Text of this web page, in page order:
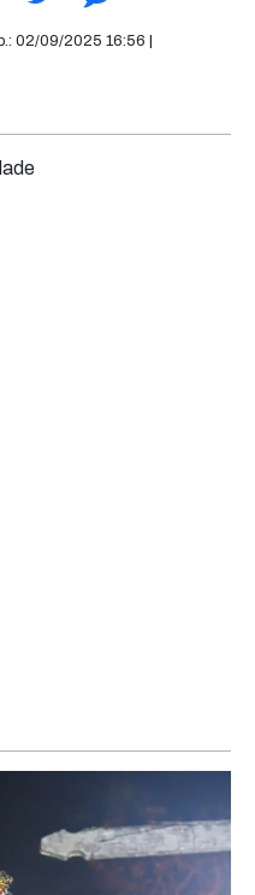
02/09/2025 16:56 |